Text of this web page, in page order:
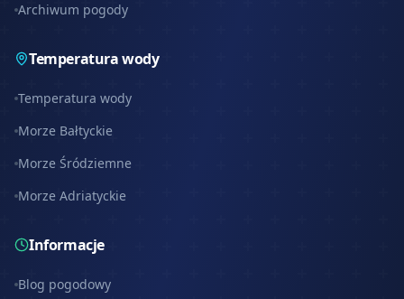
Archiwum pogody
Temperatura wody
Temperatura wody
Morze Bałtyckie
Morze Śródziemne
Morze Adriatyckie
Informacje
Blog pogodowy